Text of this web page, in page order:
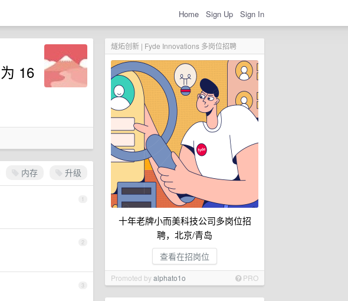
Home Sign Up Sign In
燧炻创新 | Fyde Innovations 多岗位招聘
十年老牌小而美科技公司多岗位招
聘，北京/青岛
查看在招岗位
Promoted byalphato1o PRO
16
内存 升级
1
2
3